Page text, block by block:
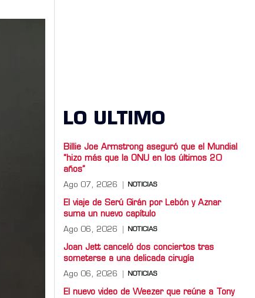
LO ULTIMO
Billie Joe Armstrong aseguró que el Mundial
“hizo más que la ONU en los últimos 20
años”
Ago 07, 2026 NOTICIAS
El viaje de Serú Girán por Lebón y Aznar
suma un nuevo capítulo
Ago 06, 2026 NOTICIAS
Joan Jett canceló dos conciertos tras
someterse a una delicada cirugía
Ago 06, 2026 NOTICIAS
El nuevo video de Weezer que reúne a Tony